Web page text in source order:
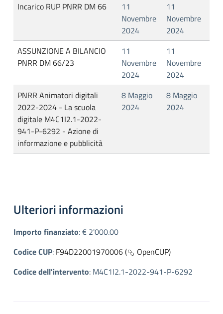
Incarico RUP PNRR DM 66
11
Novembre
2024
11
Novembre
2024
ASSUNZIONE A BILANCIO
PNRR DM 66/23
11
Novembre
2024
11
Novembre
2024
PNRR Animatori digitali
2022-2024 - La scuola
digitale M4C1I2.1-2022-
941-P-6292 - Azione di
informazione e pubblicità
8 Maggio
2024
8 Maggio
2024
Ulteriori informazioni
Importo finanziato:€ 2'000.00
Codice CUP: F94D22001970006 (
OpenCUP)
Codice dell'intervento: M4C1I2.1-2022-941-P-6292